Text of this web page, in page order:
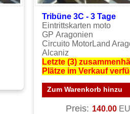
Tribüne 3C - 3 Tage
Eintrittskarten moto
GP Aragonien
Circuito MotorLand
Alcaniz
Letzte (3)
Plätze im Verkauf
Zum Warenkorb hinzu
Preis: 140.00